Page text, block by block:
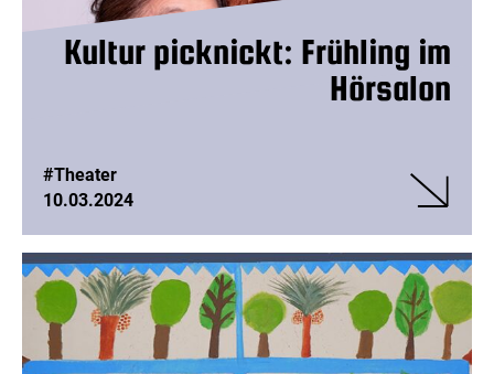
Kultur picknickt: Frühling im
Hörsalon
#Theater
10.03.2024
Kultur
picknickt:
Frühling
im
Hörsalon